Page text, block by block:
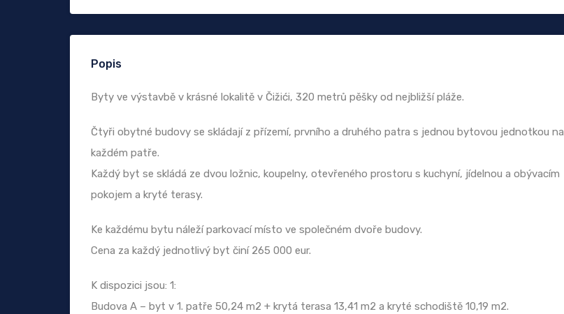
Popis
Byty ve výstavbě v krásné lokalitě v Čižići, 320 metrů pěšky od nejbližší pláže.
Čtyři obytné budovy se skládají z přízemí, prvního a druhého patra s jednou bytovou jednotkou na
každém patře.
Každý byt se skládá ze dvou ložnic, koupelny, otevřeného prostoru s kuchyní, jídelnou a obývacím
pokojem a kryté terasy.
Ke každému bytu náleží parkovací místo ve společném dvoře budovy.
Cena za každý jednotlivý byt činí 265 000 eur.
K dispozici jsou: 1:
Budova A – byt v 1. patře 50,24 m2 + krytá terasa 13,41 m2 a kryté schodiště 10,19 m2.